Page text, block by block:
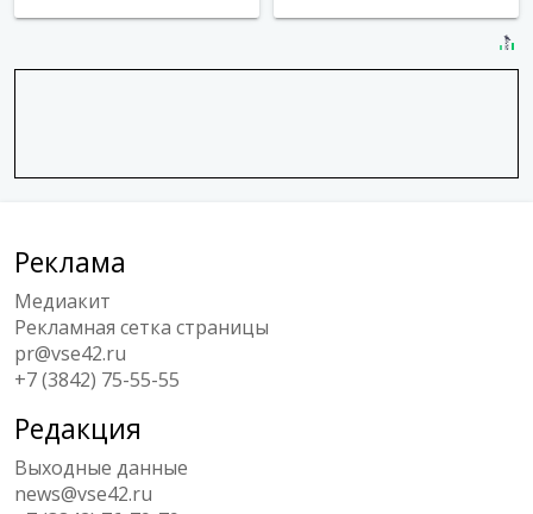
Реклама
Медиакит
Рекламная сетка страницы
pr@vse42.ru
+7 (3842) 75-55-55
Редакция
Выходные данные
news@vse42.ru